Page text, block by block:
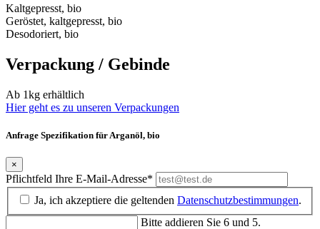
Kaltgepresst, bio
Geröstet, kaltgepresst, bio
Desodoriert, bio
Verpackung / Gebinde
Ab 1kg erhältlich
Hier geht es zu unseren Verpackungen
Anfrage Spezifikation für Arganöl, bio
×
Pflichtfeld Ihre E-Mail-Adresse*
Ja, ich akzeptiere die geltenden Datenschutzbestimmungen.
Bitte addieren Sie 6 und 5.